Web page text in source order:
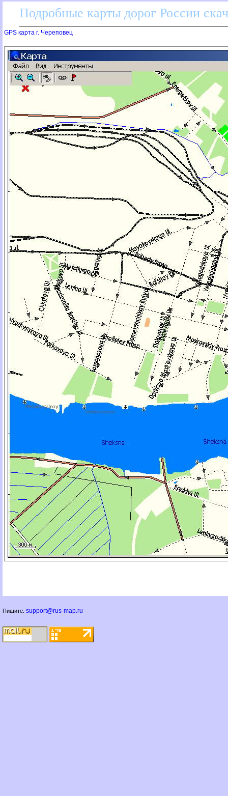
Подробные карты дорог России
GPS карта г. Череповец
Пишите: support@rus-map.ru